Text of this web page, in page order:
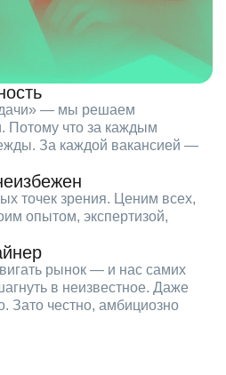
— мы решаем
Потому что за каждым
За каждой вакансией —
точек зрения. Ценим всех,
опытом, экспертизой,
рынок — и нас самих
в неизвестное. Даже
Зато честно, амбициозно